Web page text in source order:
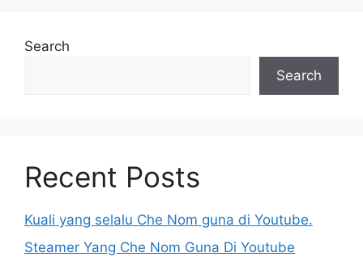
Search
Search
Recent Posts
Kuali yang selalu Che Nom guna di Youtube.
Steamer Yang Che Nom Guna Di Youtube